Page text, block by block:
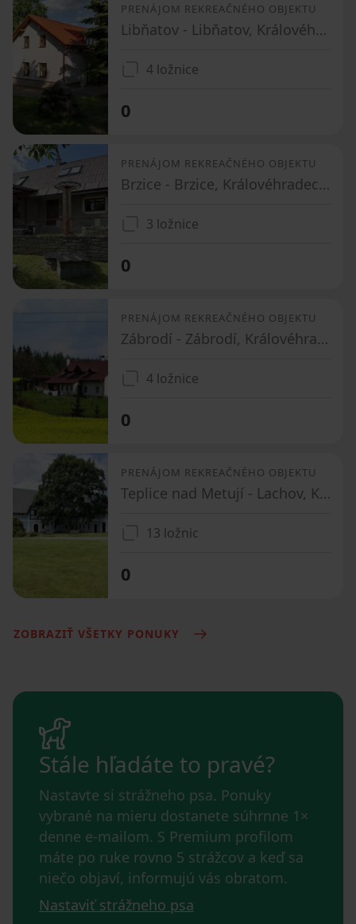
PRENÁJOM REKREAČNÉHO OBJEKTU
Libňatov - Libňatov, Královéhradecký kraj
4 ložnice
0
PRENÁJOM REKREAČNÉHO OBJEKTU
Brzice - Brzice, Královéhradecký kraj
3 ložnice
0
PRENÁJOM REKREAČNÉHO OBJEKTU
Zábrodí - Zábrodí, Královéhradecký kraj
4 ložnice
0
PRENÁJOM REKREAČNÉHO OBJEKTU
Teplice nad Metují - Lachov, Královéhradecký kraj
13 ložnic
0
ZOBRAZIŤ VŠETKY PONUKY
Stále hľadáte to pravé?
Nastavte si strážneho psa. Ponuky
vybrané na mieru dostanete súhrnne 1×
denne e-mailom. S Premium profilom
máte po ruke rovno 5 strážcov a keď sa
niečo objaví, informujú vás obratom.
Nastaviť strážneho psa